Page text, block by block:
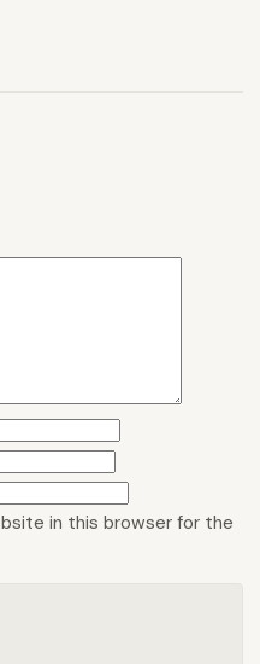
in this browser for the